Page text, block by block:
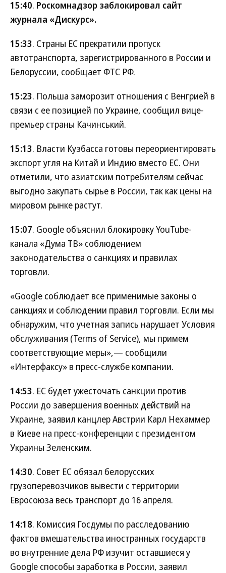
15:40. Роскомнадзор заблокировал сайт
журнала «Дискурс».
15:33. Страны ЕС прекратили пропуск
автотранспорта, зарегистрированного в России и
Белоруссии, сообщает ФТС РФ.
15:23. Польша заморозит отношения с Венгрией в
связи с ее позицией по Украине, сообщил вице-
премьер страны Качинський.
15:13. Власти Кузбасса готовы переориентировать
экспорт угля на Китай и Индию вместо ЕС. Они
отметили, что азиатским потребителям сейчас
выгодно закупать сырье в России, так как цены на
мировом рынке растут.
15:07. Google объяснил блокировку YouTube-
канала «Дума ТВ» соблюдением
законодательства о санкциях и правилах
торговли.
«Google соблюдает все применимые законы о
санкциях и соблюдении правил торговли. Если мы
обнаружим, что учетная запись нарушает Условия
обслуживания (Terms of Service), мы примем
соответствующие меры»,— сообщили
«Интерфаксу» в пресс-службе компании.
14:53. ЕС будет ужесточать санкции против
России до завершения военных действий на
Украине, заявил канцлер Австрии Карл Нехаммер
в Киеве на пресс-конференции с президентом
Украины Зеленским.
14:30. Совет ЕС обязал белорусских
грузоперевозчиков вывести с территории
Евросоюза весь транспорт до 16 апреля.
14:18. Комиссия Госдумы по расследованию
фактов вмешательства иностранных государств
во внутренние дела РФ изучит оставшиеся у
Google способы заработка в России, заявил